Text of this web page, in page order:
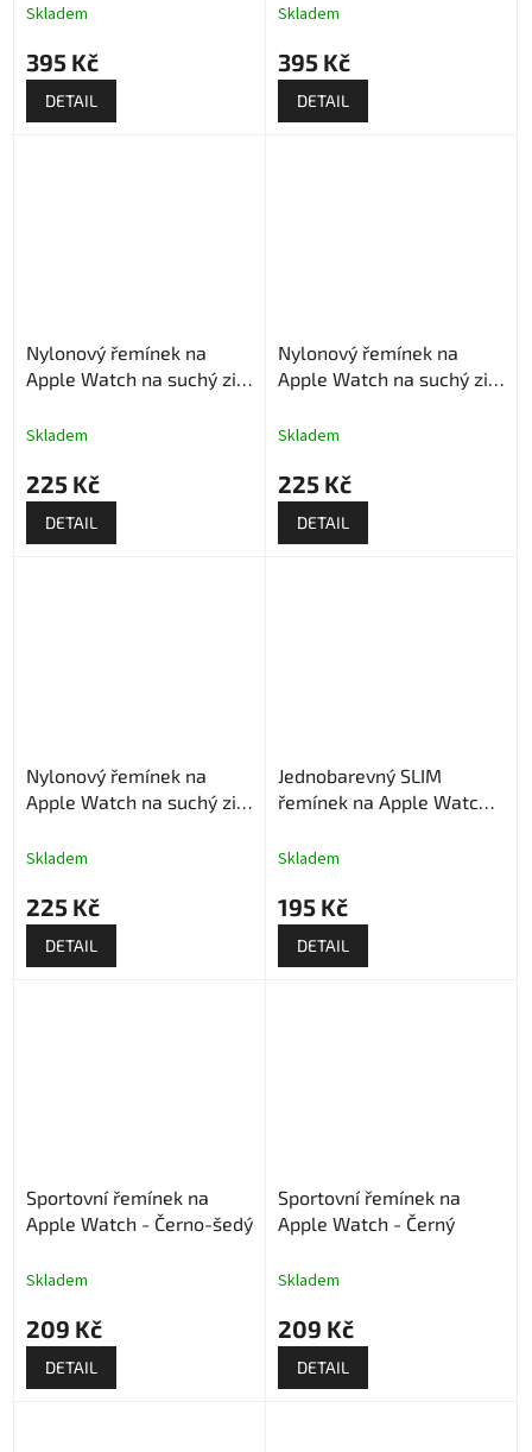
Skladem
395 Kč
DETAIL
Skladem
395 Kč
DETAIL
Nylonový řemínek na
Apple Watch na suchý zip
Skladem
225 Kč
DETAIL
Nylonový řemínek na
Apple Watch na suchý zip
Skladem
225 Kč
DETAIL
Nylonový řemínek na
Apple Watch na suchý zip
Skladem
225 Kč
DETAIL
Jednobarevný SLIM
řemínek na Apple Watch -
Skladem
195 Kč
DETAIL
Sportovní řemínek na
Apple Watch - Černo-šedý
Skladem
209 Kč
DETAIL
Sportovní řemínek na
Apple Watch - Černý
Skladem
209 Kč
DETAIL